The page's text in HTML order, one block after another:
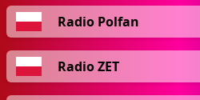
Radio Polfan
Radio ZET